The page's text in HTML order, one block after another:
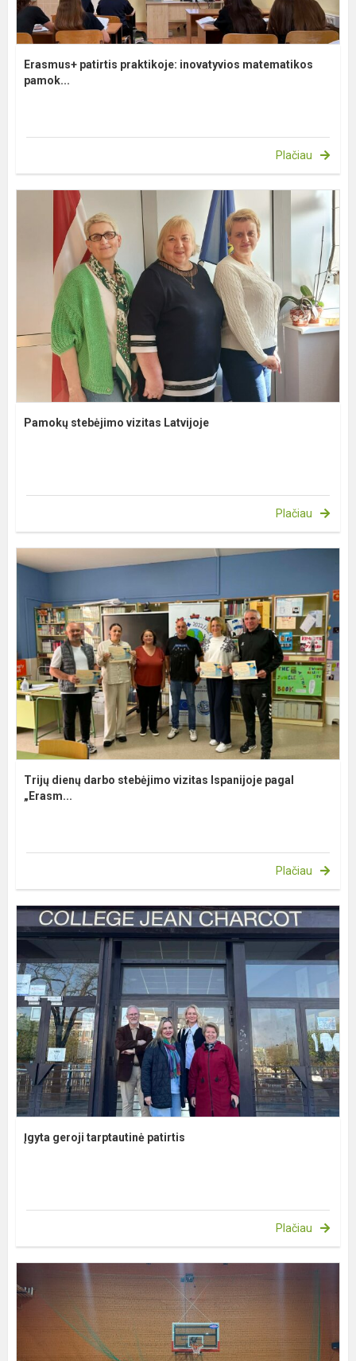
Erasmus+ patirtis praktikoje: inovatyvios matematikos
pamok...
Plačiau
Pamokų stebėjimo vizitas Latvijoje
Plačiau
Trijų dienų darbo stebėjimo vizitas Ispanijoje pagal
„Erasm...
Plačiau
Įgyta geroji tarptautinė patirtis
Plačiau